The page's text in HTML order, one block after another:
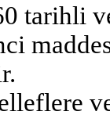
tarihli